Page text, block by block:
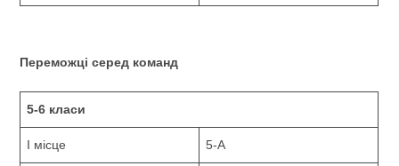
Переможці серед команд
5-6 класи
І місце 5-А